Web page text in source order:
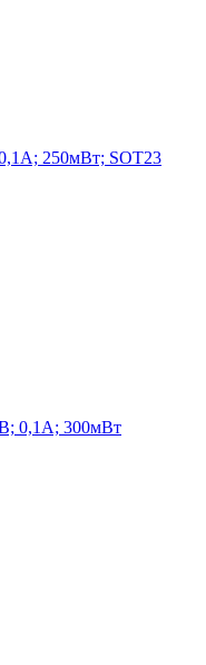
250мВт; SOT23
0,1А; 300мВт